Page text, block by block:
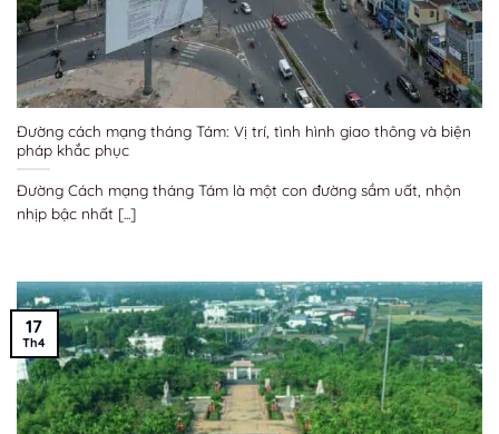
Đường cách mạng tháng Tám: Vị trí, tình hình giao thông và biện
pháp khắc phục
Đường Cách mạng tháng Tám là một con đường sầm uất, nhộn
nhịp bậc nhất [...]
17
Th4